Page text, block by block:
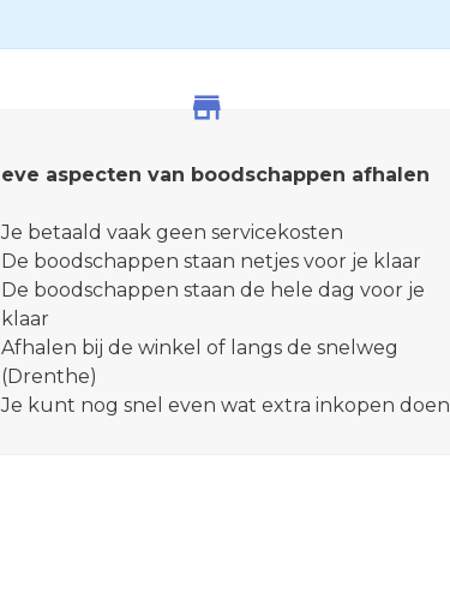
aspecten van boodschappen afhalen
Je betaald vaak geen servicekosten
De boodschappen staan netjes voor je klaar
De boodschappen staan de hele dag voor je
klaar
Afhalen bij de winkel of langs de snelweg
(Drenthe)
Je kunt nog snel even wat extra inkopen doen